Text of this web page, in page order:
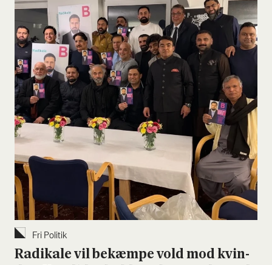
Fri Poli­tik
Radi­ka­le vil bekæm­pe vold mod kvin­